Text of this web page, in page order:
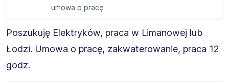
umowa o pracę
Poszukuję Elektryków, praca w Limanowej lub
Łodzi. Umowa o pracę, zakwaterowanie, praca 12
godz.